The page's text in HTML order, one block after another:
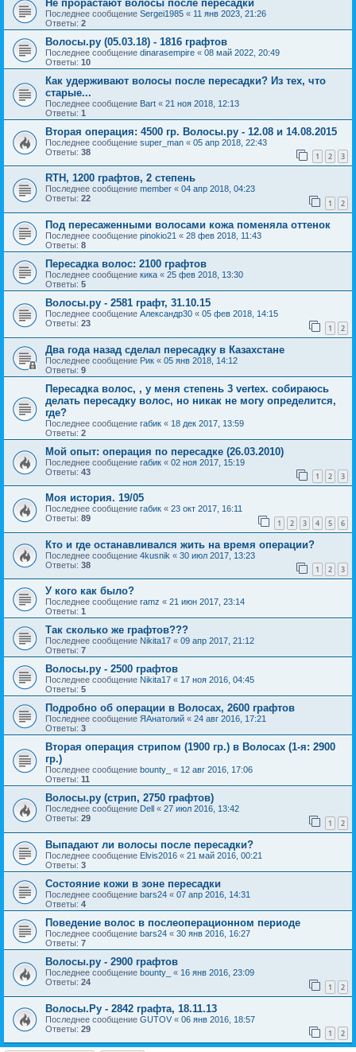
Не прорастают волосы после пересадки
Последнее сообщение Sergei1985 « 11 янв 2023, 21:26
Ответы: 2
Волосы.ру (05.03.18) - 1816 графтов
Последнее сообщение dinarasempire « 08 май 2022, 20:49
Ответы: 10
Как удерживают волосы после пересадки? Из тех, что
старые...
Последнее сообщение Bart « 21 ноя 2018, 12:13
Ответы: 1
Вторая операция: 4500 гр. Волосы.ру - 12.08 и 14.08.2015
Последнее сообщение super_man « 05 апр 2018, 22:43
Ответы: 38 1 2 3
RTH, 1200 графтов, 2 степень
Последнее сообщение member « 04 апр 2018, 04:23
Ответы: 22 1 2
Под пересаженными волосами кожа поменяла оттенок
Последнее сообщение pinokio21 « 28 фев 2018, 11:43
Ответы: 8
Пересадка волос: 2100 графтов
Последнее сообщение кика « 25 фев 2018, 13:30
Ответы: 5
Волосы.ру - 2581 графт, 31.10.15
Последнее сообщение Александр30 « 05 фев 2018, 14:15
Ответы: 23 1 2
Два года назад сделал пересадку в Казахстане
Последнее сообщение Рик « 05 янв 2018, 14:12
Ответы: 9
Пересадка волос, , у меня степень 3 vertex. собираюсь
делать пересадку волос, но никак не могу определится,
где?
Последнее сообщение габик « 18 дек 2017, 13:59
Ответы: 2
Мой опыт: операция по пересадке (26.03.2010)
Последнее сообщение габик « 02 ноя 2017, 15:19
Ответы: 43 1 2 3
Моя история. 19/05
Последнее сообщение габик « 23 окт 2017, 16:11
Ответы: 89 1 2 3 4 5 6
Кто и где останавливался жить на время операции?
Последнее сообщение 4kusnik « 30 июл 2017, 13:23
Ответы: 38 1 2 3
У кого как было?
Последнее сообщение ramz « 21 июн 2017, 23:14
Ответы: 1
Так сколько же графтов???
Последнее сообщение Nikita17 « 09 апр 2017, 21:12
Ответы: 7
Волосы.ру - 2500 графтов
Последнее сообщение Nikita17 « 17 ноя 2016, 04:45
Ответы: 5
Подробно об операции в Волосах, 2600 графтов
Последнее сообщение ЯАнатолий « 24 авг 2016, 17:21
Ответы: 3
Вторая операция стрипом (1900 гр.) в Волосах (1-я: 2900
гр.)
Последнее сообщение bounty_ « 12 авг 2016, 17:06
Ответы: 11
Волосы.ру (стрип, 2750 графтов)
Последнее сообщение Dell « 27 июл 2016, 13:42
Ответы: 29 1 2
Выпадают ли волосы после пересадки?
Последнее сообщение Elvis2016 « 21 май 2016, 00:21
Ответы: 3
Состояние кожи в зоне пересадки
Последнее сообщение bars24 « 07 апр 2016, 14:31
Ответы: 4
Поведение волос в послеоперационном периоде
Последнее сообщение bars24 « 30 янв 2016, 16:27
Ответы: 7
Волосы.ру - 2900 графтов
Последнее сообщение bounty_ « 16 янв 2016, 23:09
Ответы: 24 1 2
Волосы.Ру - 2842 графта, 18.11.13
Последнее сообщение GUTOV « 06 янв 2016, 18:57
Ответы: 29 1 2